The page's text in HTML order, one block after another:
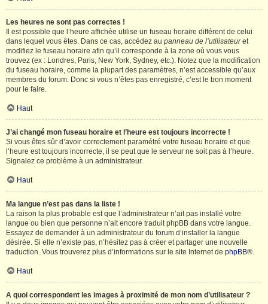
Les heures ne sont pas correctes !
Il est possible que l’heure affichée utilise un fuseau horaire différent de celui
dans lequel vous êtes. Dans ce cas, accédez au panneau de l’utilisateuret
modifiez le fuseau horaire afin qu’il corresponde à la zone où vous vous
trouvez (ex : Londres, Paris, New York, Sydney, etc.). Notez que la modification
du fuseau horaire, comme la plupart des paramètres, n’est accessible qu’aux
membres du forum. Donc si vous n’êtes pas enregistré, c’est le bon moment
pour le faire.
Haut
J’ai changé mon fuseau horaire et l’heure est toujours incorrecte !
Si vous êtes sûr d’avoir correctement paramétré votre fuseau horaire et que
l’heure est toujours incorrecte, il se peut que le serveur ne soit pas à l’heure.
Signalez ce problème à un administrateur.
Haut
Ma langue n’est pas dans la liste !
La raison la plus probable est que l’administrateur n’ait pas installé votre
langue ou bien que personne n’ait encore traduit phpBB dans votre langue.
Essayez de demander à un administrateur du forum d’installer la langue
désirée. Si elle n’existe pas, n’hésitez pas à créer et partager une nouvelle
traduction. Vous trouverez plus d’informations sur le site Internet de phpBB®.
Haut
A quoi correspondent les images à proximité de mon nom d’utilisateur ?